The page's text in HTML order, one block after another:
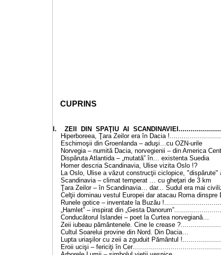
CUPRINS
I. ZEII DIN SPAŢIU AI
Hiperboreea, Ţara Zeilor era în Dacia
Eschimoşii din Groenlanda – aduşi…cu
Norvegia – numită Dacia, norvegienii – din America
Dispăruta Atlantida – „mutată” în…
Homer descria Scandinavia, Ulise
La Oslo, Ulise a văzut construcţii ciclopice, "
Scandinavia – climat temperat … cu
Ţara Zeilor – în Scandinavia… dar... Sudul era
Celţii dominau vestul Europei dar atacau Roma
Runele gotice – inventate la Buzău
„Hamlet” – inspirat din „Gesta
Conducătorul Islandei – poet la Curtea
Zeii iubeau pământenele. Cine le crease
Cultul Soarelui provine din Nord. Din
Lupta uriaşilor cu zeii a zguduit Pământul
Eroii ucişi – fericiţi în